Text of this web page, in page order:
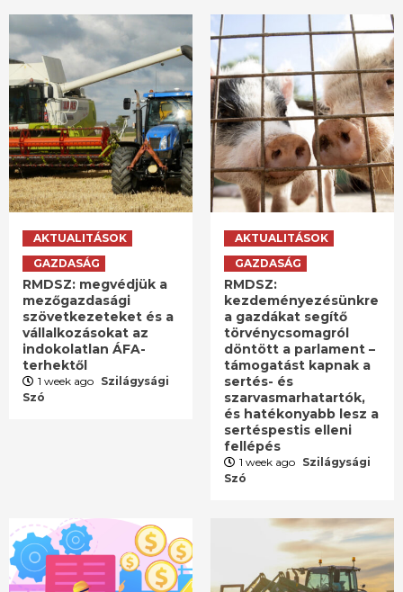
AKTUALITÁSOK
GAZDASÁG
RMDSZ: megvédjük a
mezőgazdasági
szövetkezeteket és a
vállalkozásokat az
indokolatlan ÁFA-
terhektől
1 week ago Szilágysági
Szó
AKTUALITÁSOK
GAZDASÁG
RMDSZ:
kezdeményezésünkre
a gazdákat segítő
törvénycsomagról
döntött a parlament –
támogatást kapnak a
sertés- és
szarvasmarhatartók,
és hatékonyabb lesz a
sertéspestis elleni
fellépés
1 week ago Szilágysági
Szó